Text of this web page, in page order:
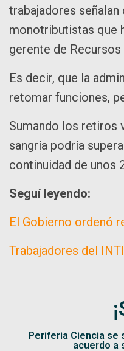
trabajadores
monotributistas que
gerente de
Es decir, que la
retomar funciones,
Sumando los retiros
sangría podría
continuidad de unos
Seguí leyendo:
El Gobierno ordenó
Trabajadores del
Periferia Ciencia se
acuerdo a